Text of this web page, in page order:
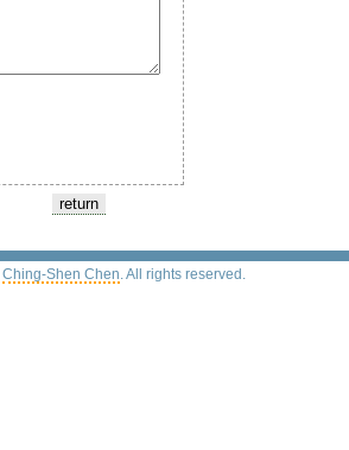
Ching-Shen Chen . All rights reserved.